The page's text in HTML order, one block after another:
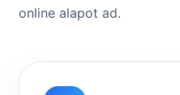
online alapot ad.